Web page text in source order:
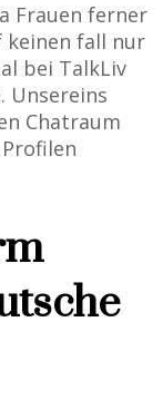
Frauen ferner
keinen fall nur
bei TalkLiv
Unsereins
Chatraum